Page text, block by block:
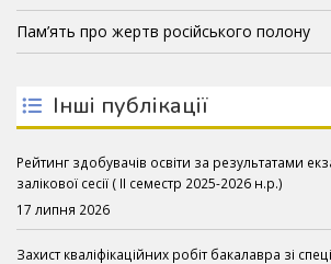
Пам’ять про жертв російського полону
Інші публікації
Рейтинг здобувачів освіти за результатами
залікової сесії ( ІІ семестр 2025-2026 н.р.)
17 липня 2026
Захист кваліфікаційних робіт бакалавра зі